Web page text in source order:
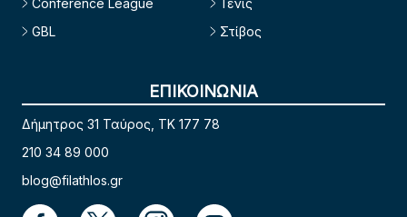
GBL
Στίβος
ΕΠΙΚΟΙΝΩΝΙΑ
Δήμητρος 31 Ταύρος, TK 177 78
210 34 89 000
blog@filathlos.gr